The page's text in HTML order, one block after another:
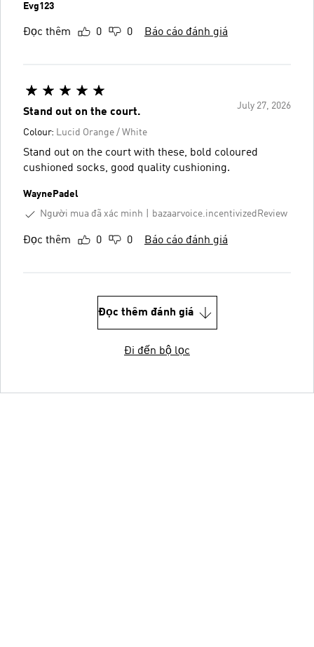
Evg123
Đọc thêm 0 0 Báo cáo đánh giá
July 27, 2026
Stand out on the court.
Colour: Lucid Orange / White
Stand out on the court with these, bold coloured
cushioned socks, good quality cushioning.
WaynePadel
Người mua đã xác minh
bazaarvoice.incentivizedReview
Đọc thêm 0 0 Báo cáo đánh giá
Đọc thêm đánh giá
Đi đến bộ lọc